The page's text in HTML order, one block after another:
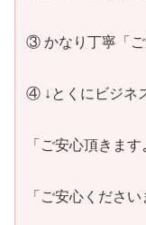
③ かなり丁寧「
④ ↓とくにビジネ
「ご安心頂きま
「ご安心くださ